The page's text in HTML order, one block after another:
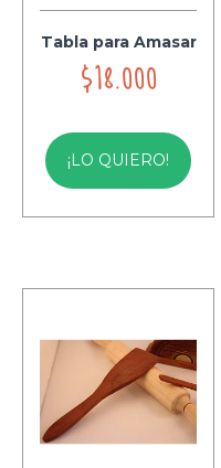
Tabla para Amasar
$18.000
¡LO QUIERO!